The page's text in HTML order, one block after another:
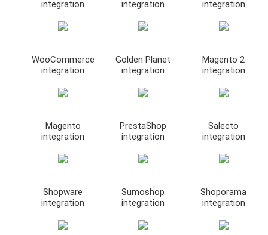
integration
integration
integration
WooCommerce
integration
Golden Planet
integration
Magento 2
integration
Magento
integration
PrestaShop
integration
Salecto
integration
Shopware
integration
Sumoshop
integration
Shoporama
integration